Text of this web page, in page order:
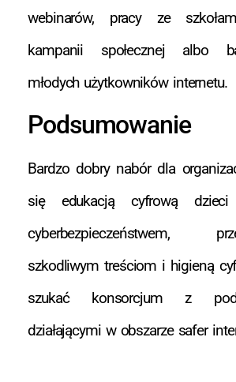
webinarów, pracy ze
kampanii społecznej albo
młodych użytkowników internetu.
Podsumowanie
Bardzo dobry nabór dla
się edukacją cyfrową dzieci
cyberbezpieczeństwem,
szkodliwym treściom i higieną
szukać konsorcjum z
działającymi w obszarze safer